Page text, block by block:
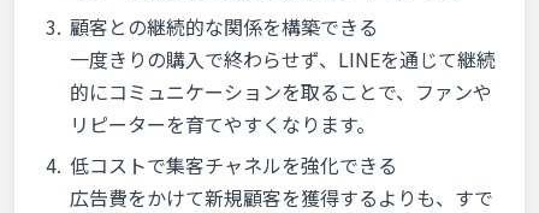
顧客との継続的な関係を構築できる
一度きりの購入で終わらせず、LINEを通じて継続
的にコミュニケーションを取ることで、ファンや
リピーターを育てやすくなります。
低コストで集客チャネルを強化できる
広告費をかけて新規顧客を獲得するよりも、すで